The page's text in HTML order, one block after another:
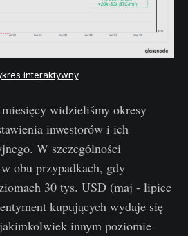
interaktywny
widzieliśmy okresy
inwestorów i ich
W szczególności
obu przypadkach, gdy
30 tys. USD (maj - lipiec
kupujących wydaje się
innym poziomie